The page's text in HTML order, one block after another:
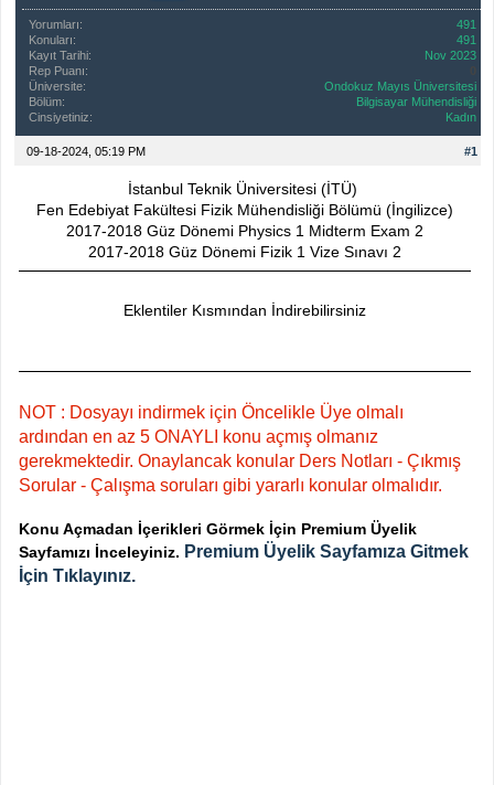
Yorumları:
491
Konuları:
491
Kayıt Tarihi:
Nov 2023
Rep Puanı:
Üniversite:
Ondokuz Mayıs Üniversitesi
Bölüm:
Bilgisayar Mühendisliği
Cinsiyetiniz:
Kadın
#1
09-18-2024, 05:19 PM
İstanbul Teknik Üniversitesi (İTÜ)
Fen Edebiyat Fakültesi Fizik Mühendisliği Bölümü (İngilizce)
2017-2018 Güz Dönemi Physics 1 Midterm Exam 2
2017-2018 Güz Dönemi Fizik 1 Vize Sınavı 2
Eklentiler Kısmından İndirebilirsiniz
NOT : Dosyayı indirmek için Öncelikle Üye olmalı
ardından en az 5 ONAYLI konu açmış olmanız
gerekmektedir. Onaylancak konular Ders Notları - Çıkmış
Sorular - Çalışma soruları gibi yararlı konular olmalıdır.
Konu Açmadan İçerikleri Görmek İçin Premium Üyelik
Sayfamızı İnceleyiniz. Premium Üyelik Sayfamıza Gitmek
İçin Tıklayınız.